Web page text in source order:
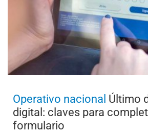
Operativo nacional Último
digital: claves para
formulario